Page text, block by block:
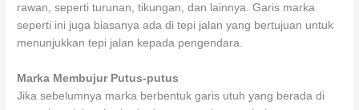
rawan, seperti turunan, tikungan, dan lainnya. Garis marka
seperti ini juga biasanya ada di tepi jalan yang bertujuan untuk
menunjukkan tepi jalan kepada pengendara.
Marka Membujur Putus-putus
Jika sebelumnya marka berbentuk garis utuh yang berada di